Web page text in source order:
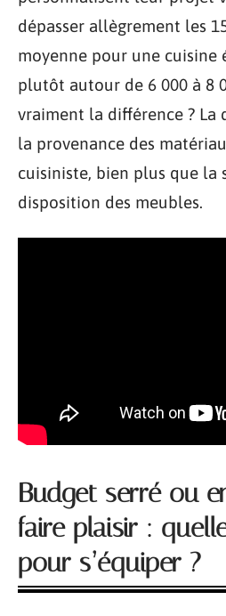
dépasser allègrement les
moyenne pour une cuisine
plutôt autour de 6 000 à 8
vraiment la différence ? La
la provenance des
cuisiniste, bien plus que la
disposition des meubles.
Budget serré ou
faire plaisir :
pour s’équiper ?